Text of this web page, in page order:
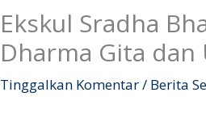
Ekskul Sradha
Dharma Gita dan
Tinggalkan Komentar/ Berita